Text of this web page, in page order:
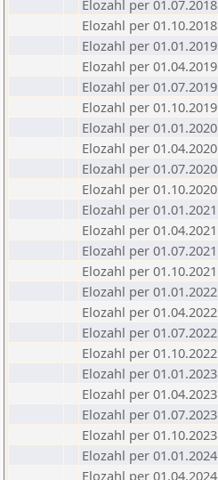
Elozahl per 01.07.2018
Elozahl per 01.10.2018
Elozahl per 01.01.2019
Elozahl per 01.04.2019
Elozahl per 01.07.2019
Elozahl per 01.10.2019
Elozahl per 01.01.2020
Elozahl per 01.04.2020
Elozahl per 01.07.2020
Elozahl per 01.10.2020
Elozahl per 01.01.2021
Elozahl per 01.04.2021
Elozahl per 01.07.2021
Elozahl per 01.10.2021
Elozahl per 01.01.2022
Elozahl per 01.04.2022
Elozahl per 01.07.2022
Elozahl per 01.10.2022
Elozahl per 01.01.2023
Elozahl per 01.04.2023
Elozahl per 01.07.2023
Elozahl per 01.10.2023
Elozahl per 01.01.2024
Elozahl per 01.04.2024